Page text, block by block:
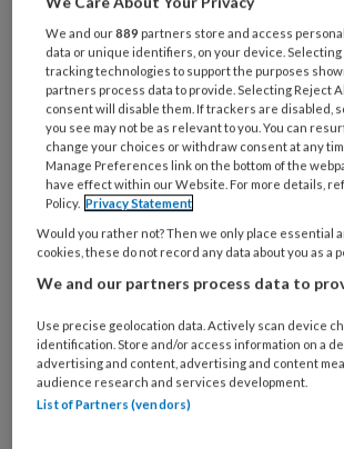
Bij
welke
organisatie
werk
je?
Untitled
Ontvang 2x per week de
KinderopvangTotaal
Ontvang iedere zondag het
Management Kinderopvang
Weekoverzicht
van KinderopvangTotaal en
Springer Media B.V.
?
We and our889 partners store and access
data or unique identifiers, on your device. Selecting
tracking technologies to support the purposes
partners process data to provide. Selecting Reject
consent will disable them. If trackers are disabled,
you see may not be as relevant to you. You can
change your choices or withdraw consent at any
Manage Preferences link on the bottom of the
have effect within our Website. For more details,
Policy. Privacy Statement
Would you rather not? Then we only place essential
cookies, these do not record any data about you as a
We and our partners process data to
Use precise geolocation data. Actively scan device
identification. Store and/or access information on a
advertising and content, advertising and content
audience research and services development.
List of Partners (vendors)